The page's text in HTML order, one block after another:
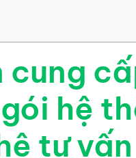
cung
hệ
tư vấn